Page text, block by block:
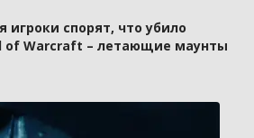
игроки спорят, что убило
of Warcraft – летающие маунты